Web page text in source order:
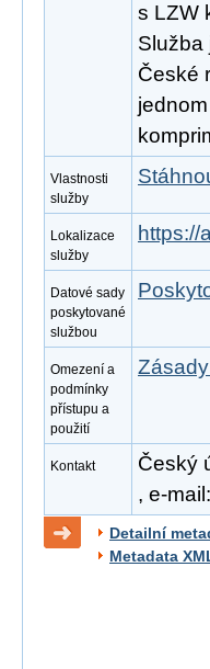
s LZW
Služba
České
Vlastnosti
služby
Lokalizace
služby
https://
Datové sady
poskytované
službou
Omezení a
podmínky
přístupu a
použití
Kontakt
Český
, e-mail:
Detailní
Metadata